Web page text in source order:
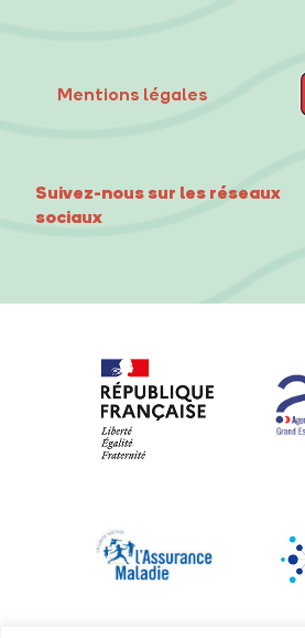
Mentions légales
Suivez-nous sur les réseaux
sociaux